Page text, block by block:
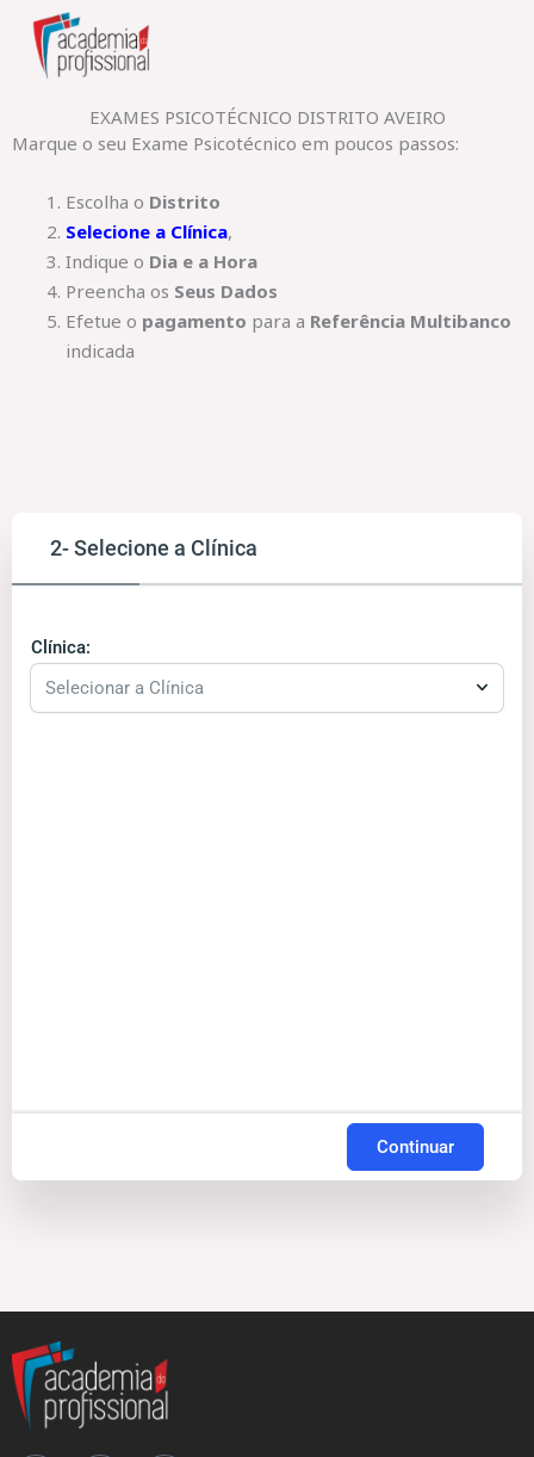
content
EXAMES PSICOTÉCNICO DISTRITO AVEIRO
Marque o seu Exame Psicotécnico em poucos passos:
Escolha o Distrito
Selecione a Clínica,
Indique o Dia e a Hora
Preencha os Seus Dados
Efetue o pagamento para a Referência Multibanco
indicada
2- Selecione a Clínica
Clínica:
Selecionar a Clínica
Continuar